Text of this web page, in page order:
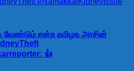
வேண்டும் என்ற தமிழக அரசின்
👍